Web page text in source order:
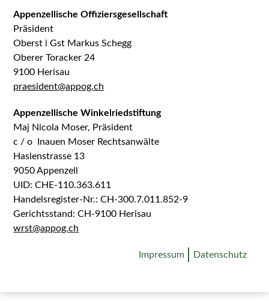
Appenzellische Offiziersgesellschaft
Präsident
Oberst i Gst Markus Schegg
Oberer Toracker 24
9100 Herisau
praesident@appog.ch
Appenzellische Winkelriedstiftung
Maj Nicola Moser, Präsident
c / o Inauen Moser Rechtsanwälte
Haslenstrasse 13
9050 Appenzell
UID: CHE-110.363.611
Handelsregister-Nr.: CH-300.7.011.852-9
Gerichtsstand: CH-9100 Herisau
wrst@appog.ch
Impressum Datenschutz